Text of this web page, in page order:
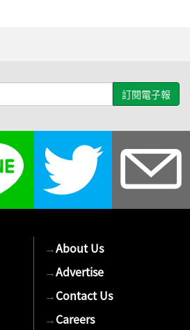
→About Us
→Advertise
→Contact Us
→Careers